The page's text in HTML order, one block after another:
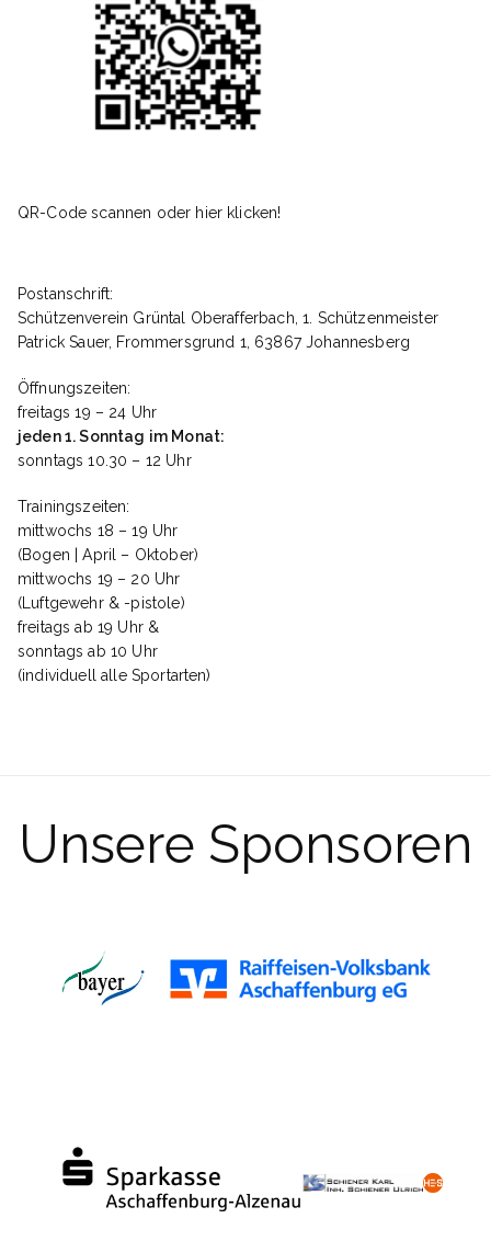
QR-Code scannen oder hier klicken!
Postanschrift:
Schützenverein Grüntal Oberafferbach, 1. Schützenmeister
Patrick Sauer, Frommersgrund 1, 63867 Johannesberg
Öffnungszeiten:
freitags 19 – 24 Uhr
jeden 1. Sonntag im Monat:
sonntags 10.30 – 12 Uhr
Trainingszeiten:
mittwochs 18 – 19 Uhr
(Bogen | April – Oktober)
mittwochs 19 – 20 Uhr
(Luftgewehr & -pistole)
freitags ab 19 Uhr &
sonntags ab 10 Uhr
(individuell alle Sportarten)
Unsere Sponsoren